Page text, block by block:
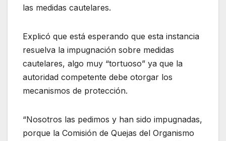
las medidas cautelares.
Explicó que está esperando que esta instancia
resuelva la impugnación sobre medidas
cautelares, algo muy “tortuoso” ya que la
autoridad competente debe otorgar los
mecanismos de protección.
“Nosotros las pedimos y han sido impugnadas,
porque la Comisión de Quejas del Organismo